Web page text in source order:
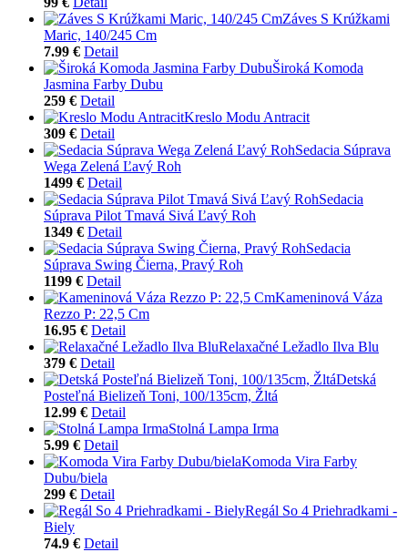
Záves S Krúžkami
Maric, 140/245 Cm
7.99 € Detail
Široká Komoda
Jasmina Farby Dubu
259 € Detail
Kreslo Modu Antracit
309 € Detail
Sedacia Súprava
Wega Zelená Ľavý Roh
1499 € Detail
Sedacia
Súprava Pilot Tmavá Sivá Ľavý Roh
1349 € Detail
Sedacia
Súprava Swing Čierna, Pravý Roh
1199 € Detail
Kameninová Váza
Rezzo P: 22,5 Cm
16.95 € Detail
Relaxačné Ležadlo Ilva Blu
379 € Detail
Detská
Posteľná Bielizeň Toni, 100/135cm, Žltá
12.99 € Detail
Stolná Lampa Irma
5.99 € Detail
Komoda Vira Farby
Dubu/biela
299 € Detail
Regál So 4 Priehradkami -
Biely
74.9 € Detail